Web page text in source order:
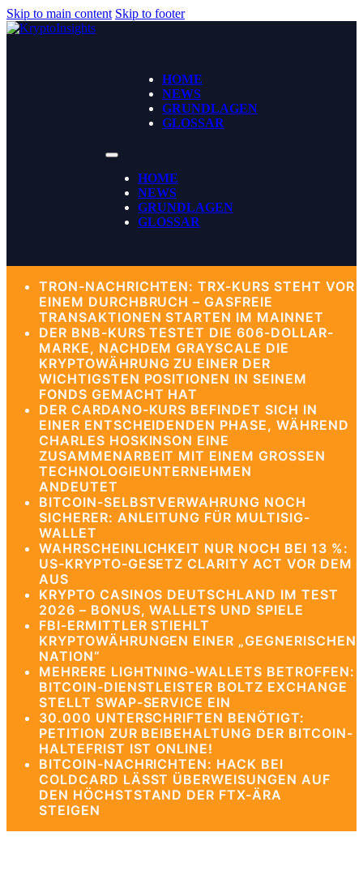
Skip to main content Skip to footer
HOME
NEWS
GRUNDLAGEN
GLOSSAR
HOME
NEWS
GRUNDLAGEN
GLOSSAR
TRON-NACHRICHTEN: TRX-KURS STEHT VOR
EINEM DURCHBRUCH – GASFREIE
TRANSAKTIONEN STARTEN IM MAINNET
DER BNB-KURS TESTET DIE 606-DOLLAR-
MARKE, NACHDEM GRAYSCALE DIE
KRYPTOWÄHRUNG ZU EINER DER
WICHTIGSTEN POSITIONEN IN SEINEM
FONDS GEMACHT HAT
DER CARDANO-KURS BEFINDET SICH IN
EINER ENTSCHEIDENDEN PHASE, WÄHREND
CHARLES HOSKINSON EINE
ZUSAMMENARBEIT MIT EINEM GROSSEN T
ECHNOLOGIEUNTERNEHMEN A
NDEUTET
BITCOIN-SELBSTVERWAHRUNG NOCH
SICHERER: ANLEITUNG FÜR MULTISIG-
WALLET
WAHRSCHEINLICHKEIT NUR NOCH BEI 13 %:
US-KRYPTO-GESETZ CLARITY ACT VOR DEM
AUS
KRYPTO CASINOS DEUTSCHLAND IM TEST
2026 – BONUS, WALLETS UND SPIELE
FBI-ERMITTLER STIEHLT
KRYPTOWÄHRUNGEN EINER „GEGNERISCHEN
NATION“
MEHRERE LIGHTNING-WALLETS BETROFFEN:
BITCOIN-DIENSTLEISTER BOLTZ EXCHANGE
STELLT SWAP-SERVICE EIN
30.000 UNTERSCHRIFTEN BENÖTIGT:
PETITION ZUR BEIBEHALTUNG DER BITCOIN-
HALTEFRIST IST ONLINE!
BITCOIN-NACHRICHTEN: HACK BEI
COLDCARD LÄSST ÜBERWEISUNGEN AUF
DEN HÖCHSTSTAND DER FTX-ÄRA
STEIGEN